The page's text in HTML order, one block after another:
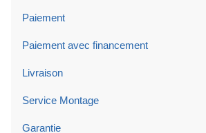
Paiement
Paiement avec financement
Livraison
Service Montage
Garantie